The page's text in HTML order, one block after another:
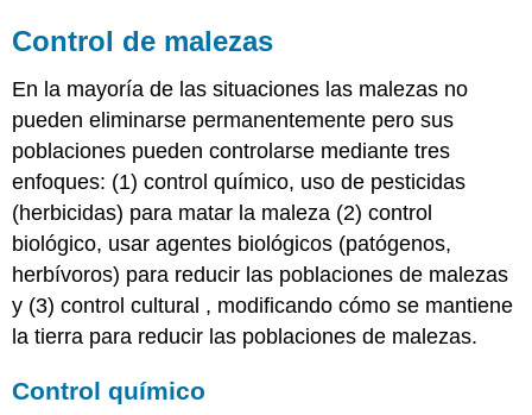
Control de malezas
En la mayoría de las situaciones las malezas no
pueden eliminarse permanentemente pero sus
poblaciones pueden controlarse mediante tres
enfoques: (1) control químico, uso de pesticidas
(herbicidas) para matar la maleza (2) control
biológico, usar agentes biológicos (patógenos,
herbívoros) para reducir las poblaciones de malezas
y (3) control cultural , modificando cómo se mantiene
la tierra para reducir las poblaciones de malezas.
Control químico